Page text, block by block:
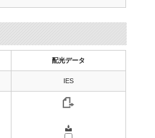
配光データ
IES